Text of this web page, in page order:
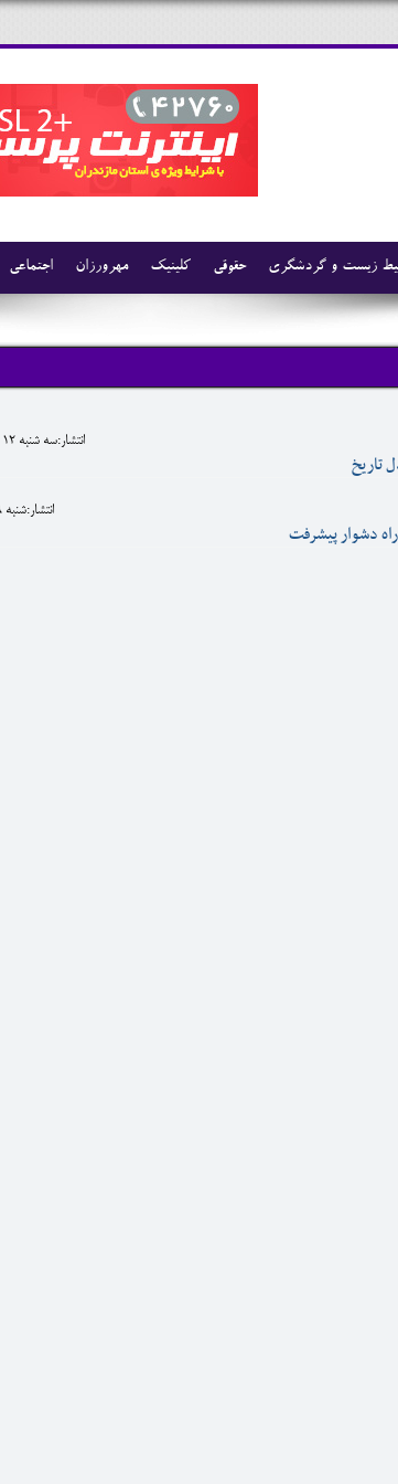
اجتماعی مهرورزان کلینیک حقوقی زیست و گردشگری
انتشار:سه شنبه 12 دی 1391-16:58
تاریخ
انتشار:شنبه 9 دی 1391-21:9
دشوار پیشرفت